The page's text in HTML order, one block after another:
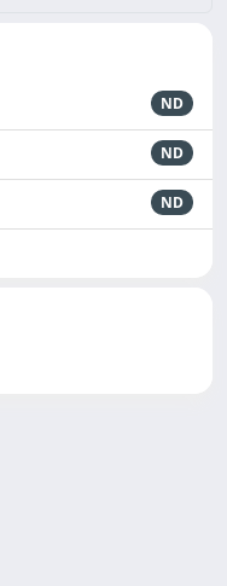
ND
ND
ND